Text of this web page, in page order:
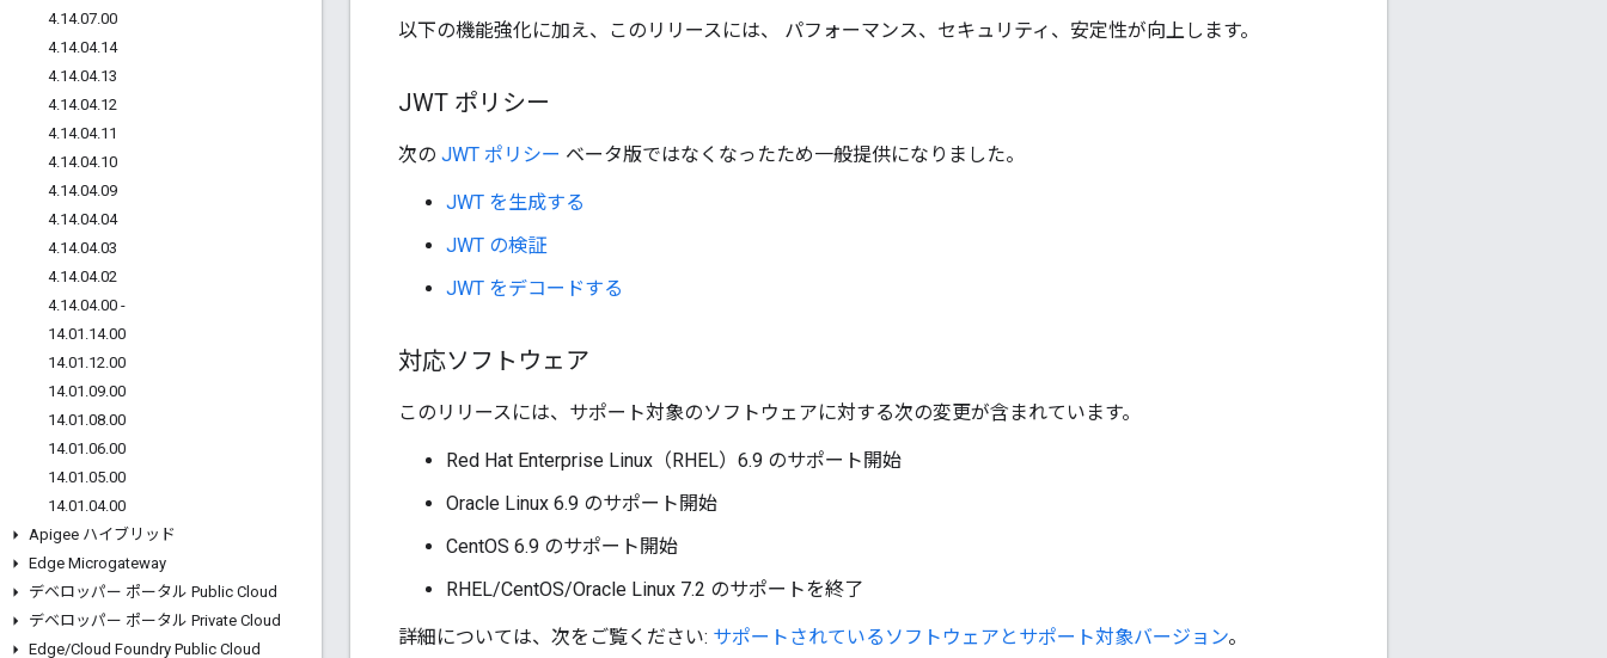
4.14.07.00
4.14.04.14
4.14.04.13
4.14.04.12
4.14.04.11
4.14.04.10
4.14.04.09
4.14.04.04
4.14.04.03
4.14.04.02
4.14.04.00 -
14.01 .14.00
14.01 .12.00
14.01 .09.00
14.01 .08.00
14.01 .06.00
14.01 .05.00
14.01 .04.00
Apigee ハイブリッド
Edge Microgateway
デベロッパー ポータル Public Cloud
デベロッパー ポータル Private Cloud
Edge/Cloud Foundry Public Cloud
以下の機能強化に加え、このリリースには、 パフォーマンス、セキュリティ、安定性が向上します。
JWT ポリシー
次の JWT ポリシー ベータ版ではなくなったため一般提供になりました。
JWT を生成する
JWT の検証
JWT をデコードする
対応ソフトウェア
このリリースには、サポート対象のソフトウェアに対する次の変更が含まれています。
Red Hat Enterprise Linux（RHEL）6.9 のサポート開始
Oracle Linux 6.9 のサポート開始
CentOS 6.9 のサポート開始
RHEL/CentOS/Oracle Linux 7.2 のサポートを終了
詳細については、次をご覧ください: サポートされているソフトウェアとサポート対象バージョン。